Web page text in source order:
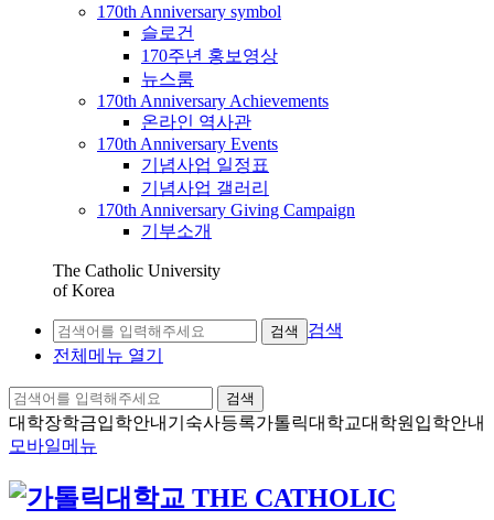
170th Anniversary symbol
슬로건
170주년 홍보영상
뉴스룸
170th Anniversary Achievements
온라인 역사관
170th Anniversary Events
기념사업 일정표
기념사업 갤러리
170th Anniversary Giving Campaign
기부소개
The Catholic University
of Korea
검색
검색
전체메뉴 열기
검색
대학장학금입학안내 기숙사등록가톨릭대학교대학원입학안내
모바일메뉴